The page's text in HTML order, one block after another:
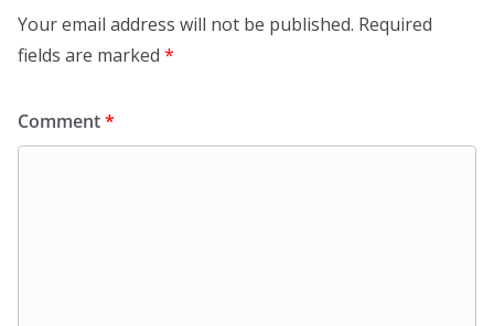
Your email address will not be published. Required
fields are marked *
Comment*